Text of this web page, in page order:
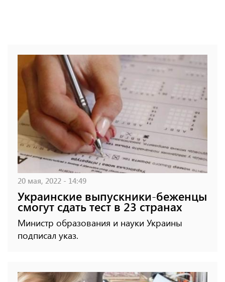
20 мая, 2022 - 14:49
Украинские выпускники-беженцы
смогут сдать тест в 23 странах
Министр образования и науки Украины
подписал указ.